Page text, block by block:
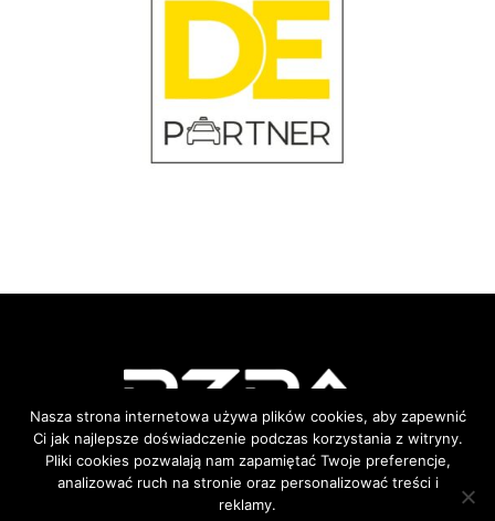
Gold Place Business Center
Al. Jana Pawła II 27 (piętro 1)
Nasza strona internetowa używa plików cookies, aby zapewnić
Ci jak najlepsze doświadczenie podczas korzystania z witryny.
Pliki cookies pozwalają nam zapamiętać Twoje preferencje,
analizować ruch na stronie oraz personalizować treści i
reklamy.